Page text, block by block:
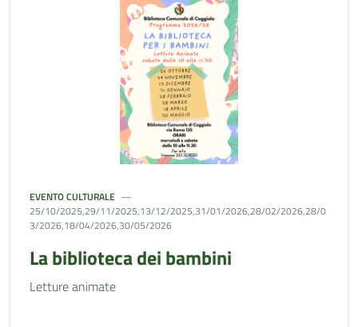
EVENTO CULTURALE
25/10/2025,29/11/2025,13/12/2025,31/01/2026,28/02/2026,28/0
3/2026,18/04/2026,30/05/2026
La biblioteca dei bambini
Letture animate